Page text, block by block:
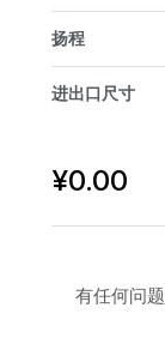
扬程
进出口尺寸
¥0.00
有任何问题